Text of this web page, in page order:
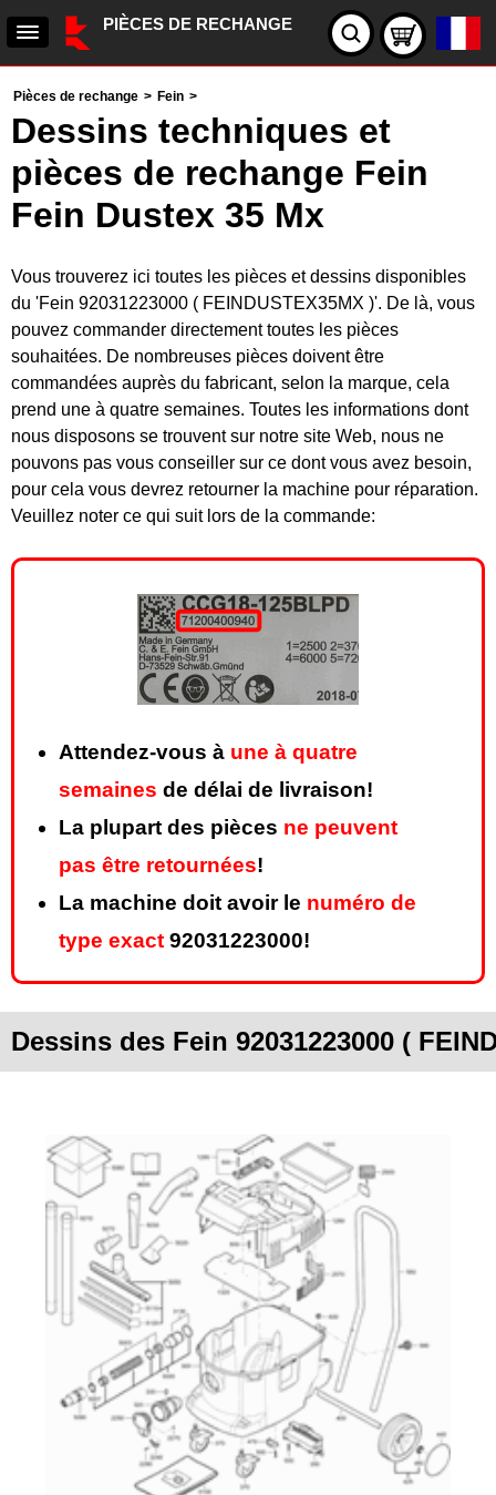
PIÈCES DE RECHANGE
Pièces de rechange > Fein >
Dessins techniques et
pièces de rechange Fein
Fein Dustex 35 Mx
Vous trouverez ici toutes les pièces et dessins disponibles
du 'Fein 92031223000 ( FEINDUSTEX35MX )'. De là, vous
pouvez commander directement toutes les pièces
souhaitées. De nombreuses pièces doivent être
commandées auprès du fabricant, selon la marque, cela
prend une à quatre semaines. Toutes les informations dont
nous disposons se trouvent sur notre site Web, nous ne
pouvons pas vous conseiller sur ce dont vous avez besoin,
pour cela vous devrez retourner la machine pour réparation.
Veuillez noter ce qui suit lors de la commande:
Attendez-vous à une à quatre
semaines de délai de livraison!
La plupart des pièces ne peuvent
pas être retournées!
La machine doit avoir le numéro de
type exact 92031223000!
Dessins des Fein 92031223000 (